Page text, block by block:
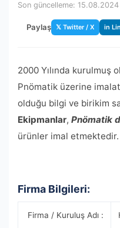
Son güncelleme: 15.08.2024
Paylaş 𝕏 Twitter / X in
2000 Yılında kurulmuş
Pnömatik üzerine imalat
olduğu bilgi ve birikim
Ekipmanlar, Pnömatik
ürünler imal etmektedir.
Firma Bilgileri:
Firma / Kuruluş Adı :